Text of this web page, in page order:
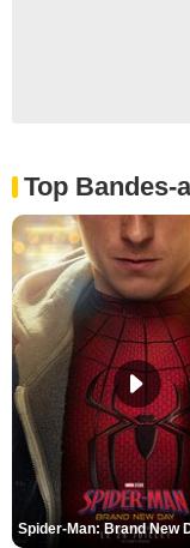
Top Bandes-